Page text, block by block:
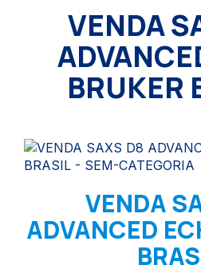
VENDA
BRUKER
VENDA
ADVANCED